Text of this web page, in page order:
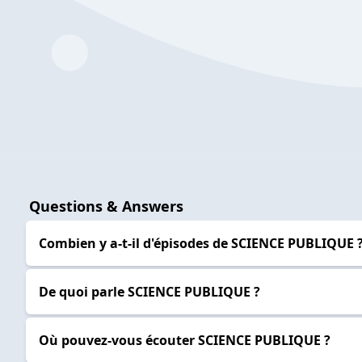
Questions & Answers
Combien y a-t-il d'épisodes de SCIENCE PUBLIQUE
De quoi parle SCIENCE PUBLIQUE ?
Où pouvez-vous écouter SCIENCE PUBLIQUE ?